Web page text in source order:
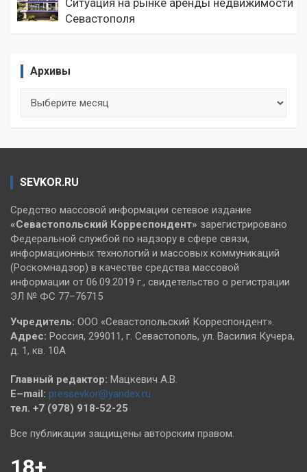
Ситуация на рынке аренды недвижимости
Севастополя
Архивы
SEVKOR.RU
Средство массовой информации сетевое издание
«Севастопольский Корреспондент» зарегистрировано
Федеральной службой по надзору в сфере связи,
информационных технологий и массовых коммуникаций
(Роскомнадзор) в качестве средства массовой
информации от 06.09.2019 г., свидетельство о регистрации
ЭЛ № ФС 77–76715
Учредитель: ООО «Севастопольский Корреспондент».
Адрес: Россия, 299011, г. Севастополь, ул. Василия Кучера,
д. 1, кв. 10А
Главный редактор: Мацкевич А.В.
E–mail: pressevkor@yandex.ru
тел. +7 (978) 918-52-25
Все публикации защищены авторским правом.